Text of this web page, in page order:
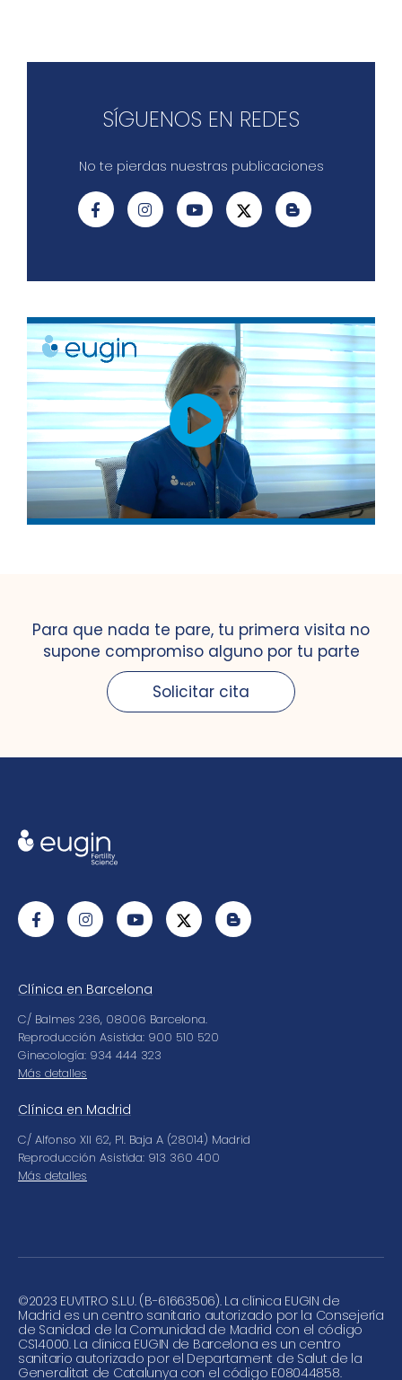
SÍGUENOS EN REDES
No te pierdas nuestras publicaciones
Para que nada te pare, tu primera visita no
supone compromiso alguno por tu parte
Solicitar cita
Clínica en Barcelona
C/ Balmes 236, 08006 Barcelona.
Reproducción Asistida: 900 510 520
Ginecología: 934 444 323
Más detalles
Clínica en Madrid
C/ Alfonso XII 62, Pl. Baja A (28014) Madrid
Reproducción Asistida: 913 360 400
Más detalles
©2023 EUVITRO S.L.U. (B-61663506). La clínica EUGIN de
Madrid es un centro sanitario autorizado por la Consejería
de Sanidad de la Comunidad de Madrid con el código
CS14000. La clínica EUGIN de Barcelona es un centro
sanitario autorizado por el Departament de Salut de la
Generalitat de Catalunya con el código E08044858.